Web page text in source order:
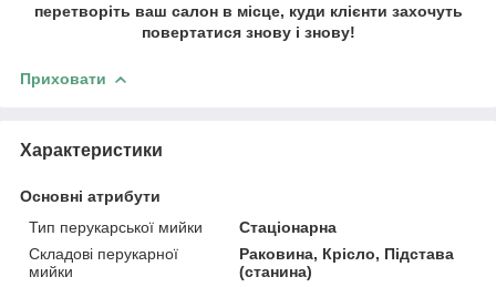
перетворіть ваш салон в місце, куди клієнти захочуть
повертатися знову і знову!
Приховати
Характеристики
Основні атрибути
Тип перукарської мийки
Стаціонарна
Складові перукарної
мийки
Раковина, Крісло, Підстава
(станина)